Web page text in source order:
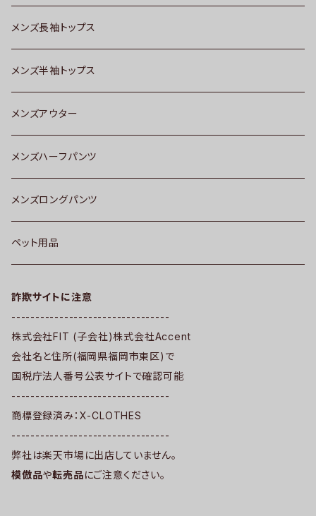
メンズ長袖トップス
メンズ半袖トップス
メンズアウター
メンズハーフパンツ
メンズロングパンツ
ペット用品
詐欺サイトに注意
---------------------------------
株式会社FIT (子会社)株式会社Accent
会社名と住所(福岡県福岡市東区)で
国税庁法人番号公表サイトで確認可能
---------------------------------
商標登録済み：X-CLOTHES
---------------------------------
弊社は楽天市場に出店していません。
模倣品や転売品にご注意ください。